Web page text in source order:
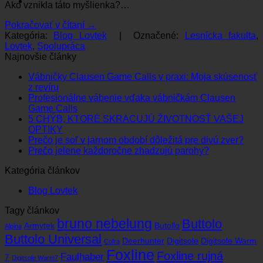
Ako vznikla táto myšlienka?…
Pokračovať v čítaní →
Kategória: Blog Lovtek Označené: Lesnícka fakulta,
Lovtek, Spolupráca
Najnovšie články
Vábničky Clausen Game Calls v praxi: Moja skúsenosť
z revíru
komentáre
na
Vábničky
Clausen
Game
Calls
praxi:
skúsenosť
Profesionálne vábenie vďaka vábničkám Clausen
Game CallsŽiadne
komentáre
Profesionálne
vábenie
vábničkám
Game
5 CHÝB, KTORÉ SKRACUJÚ ŽIVOTNOSŤ VAŠEJ
OPTIKY
komentáre
na
CHÝB,
SKRACUJÚ
OPTIKY
Prečo je soľ v jarnom období dôležitá pre divú zver?
pre
Prečo jelene každoročne zhadzujú parohy?Žiadne
parohy?
Kategória článkov
Blog Lovtek
Tagy článkov
Alpina Armytek bruno nebelung Butollo Buttolo
Buttolo Universal Cofra Deerhunter Digitsole Digitsole Warm
7 Digitsole Warm7 Faulhaber Foxline Foxline rujná